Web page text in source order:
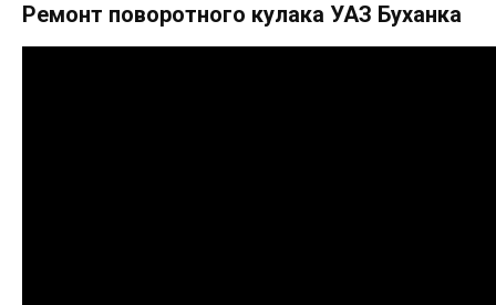
Ремонт поворотного кулака УАЗ Буханка